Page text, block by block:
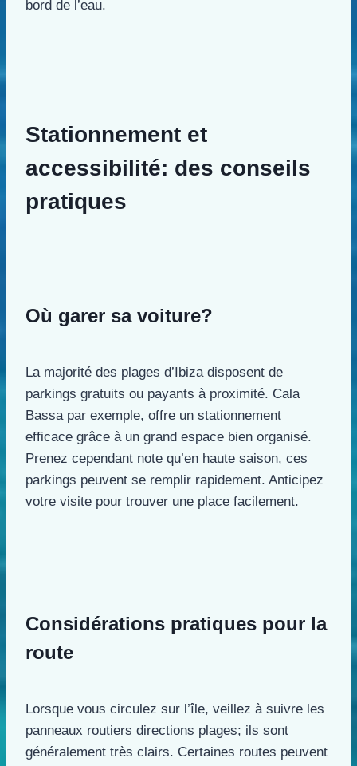
bord de l’eau.
Stationnement et
accessibilité: des conseils
pratiques
Où garer sa voiture?
La majorité des plages d’Ibiza disposent de
parkings gratuits ou payants à proximité. Cala
Bassa par exemple, offre un stationnement
efficace grâce à un grand espace bien organisé.
Prenez cependant note qu’en haute saison, ces
parkings peuvent se remplir rapidement. Anticipez
votre visite pour trouver une place facilement.
Considérations pratiques pour la
route
Lorsque vous circulez sur l’île, veillez à suivre les
panneaux routiers directions plages; ils sont
généralement très clairs. Certaines routes peuvent